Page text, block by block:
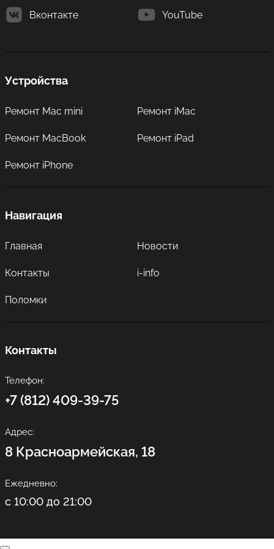
Вконтакте YouTube
Устройства
Ремонт Mac mini Ремонт iMac
Ремонт MacBook Ремонт iPad
Ремонт iPhone
Навигация
Главная Новости
Контакты i-info
Поломки
Контакты
Телефон:
+7 (812) 409-39-75
Адрес:
8 Красноармейская, 18
Ежедневно:
с 10:00 до 21:00